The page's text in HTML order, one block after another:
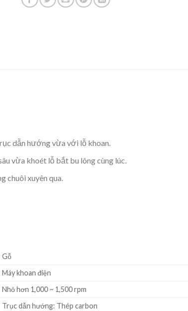
dẫn hướng vừa với lỗ khoan.
vừa khoét lỗ bắt bu lông cùng lúc.
chuôi xuyên qua.
Gỗ
Máy khoan điện
Nhỏ hơn 1,000 ~ 1,500 rpm
Trục dẫn hướng: Thép carbon